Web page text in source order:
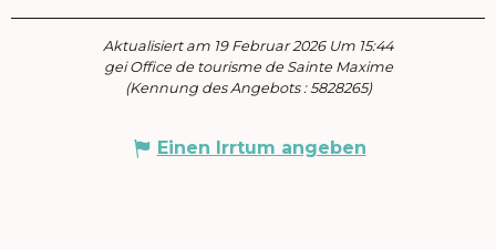
Aktualisiert am 19 Februar 2026 Um 15:44
gei Office de tourisme de Sainte Maxime
(Kennung des Angebots :5828265)
Einen Irrtum angeben